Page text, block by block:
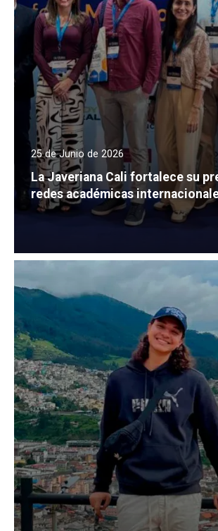
25 de Junio de 2026
La Javeriana Cali fortalece su
redes académicas